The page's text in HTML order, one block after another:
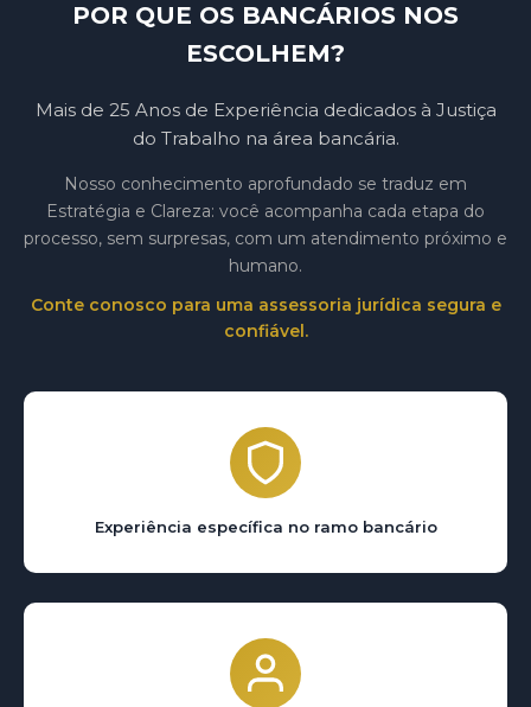
POR QUE OS BANCÁRIOS NOS
ESCOLHEM?
Mais de 25 Anos de Experiência dedicados à Justiça
do Trabalho na área bancária.
Nosso conhecimento aprofundado se traduz em
Estratégia e Clareza: você acompanha cada etapa do
processo, sem surpresas, com um atendimento próximo e
humano.
Conte conosco para uma assessoria jurídica segura e
confiável.
Experiência específica no ramo bancário